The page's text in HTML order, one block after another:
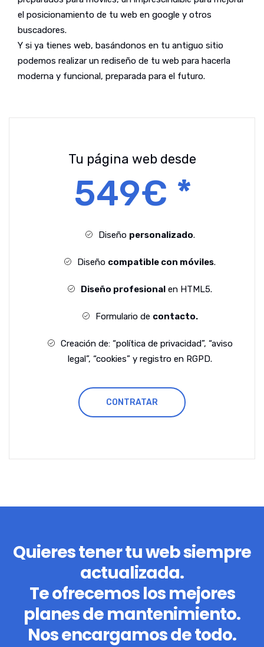
el posicionamiento de tu web en google y otros
buscadores.
Y si ya tienes web, basándonos en tu antiguo sitio
podemos realizar un rediseño de tu web para hacerla
moderna y funcional, preparada para el futuro.
Tu página web desde
549€ *
Diseño personalizado.
Diseño compatible con móviles.
Diseño profesional en HTML5.
Formulario de contacto.
Creación de: “política de privacidad”, “aviso
legal”, “cookies” y registro en RGPD.
CONTRATAR
Quieres tener tu web siempre
actualizada.
Te ofrecemos los mejores
planes de mantenimiento.
Nos encargamos de todo.